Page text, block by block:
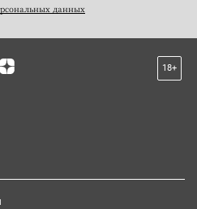
данных
18+